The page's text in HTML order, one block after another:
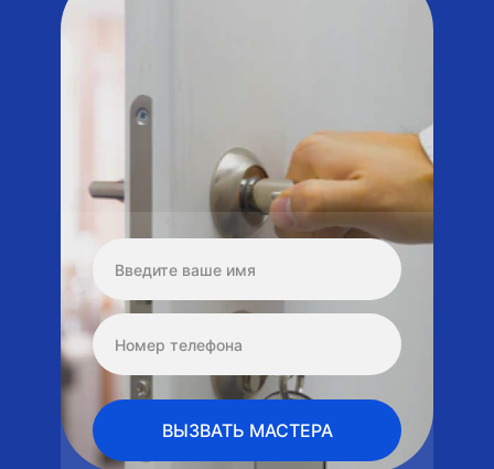
ВЫЗВАТЬ МАСТЕРА